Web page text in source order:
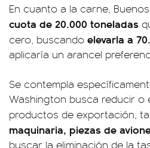
En cuanto a la carne,
cuota de 20.000 toneladas
cero, buscando elevarla a
aplicaría un arancel
Se contempla
Washington busca reducir o
productos de exportación,
maquinaria, piezas de
buscar la eliminación de la